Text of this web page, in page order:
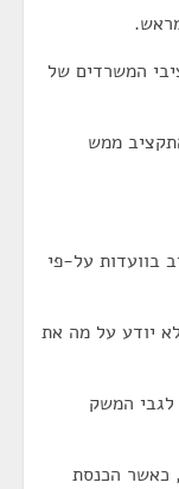
המשרדים של
ממש
בוועדות על-פי
יודע על מה את
המשק
כאשר הכנסת